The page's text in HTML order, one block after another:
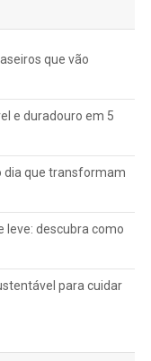
que vão
e duradouro em 5
dia que transformam
leve: descubra como
para cuidar